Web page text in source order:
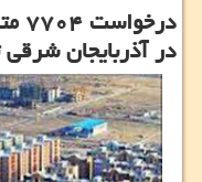
در آذربایجان